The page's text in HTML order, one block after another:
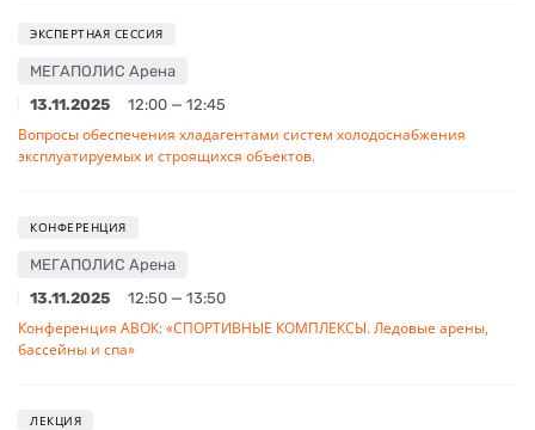
ЭКСПЕРТНАЯ СЕССИЯ
МЕГАПОЛИС Арена
13.11.2025
12:00 — 12:45
Вопросы обеспечения хладагентами систем холодоснабжения
эксплуатируемых и строящихся объектов.
КОНФЕРЕНЦИЯ
МЕГАПОЛИС Арена
13.11.2025
12:50 — 13:50
Конференция АВОК: «СПОРТИВНЫЕ КОМПЛЕКСЫ. Ледовые арены,
бассейны и спа»
ЛЕКЦИЯ